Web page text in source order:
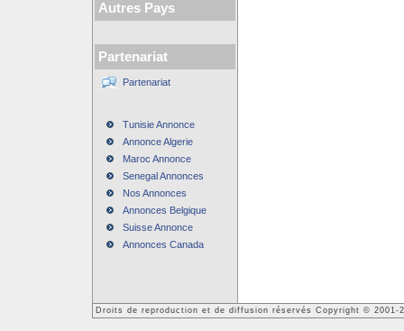
Autres Pays
Partenariat
Partenariat
Tunisie Annonce
Annonce Algerie
Maroc Annonce
Senegal Annonces
Nos Annonces
Annonces Belgique
Suisse Annonce
Annonces Canada
Droits de reproduction et de diffusion réservés Copyright © 2001-